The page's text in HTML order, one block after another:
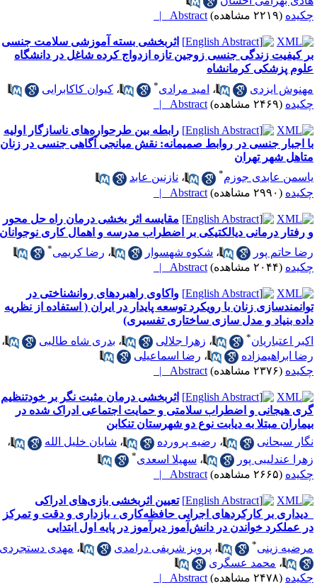
(۲۲۱۹ مشاهده) Abstract |
اثربخشی بسته آموزشی سلامت جنسی
کیفیت زندگی جنسی زوجین تازه ازدواج کرده شاغل در دانشگاه
پزشکی کرمانشاه
ایزدی
،امید مرادی ،کیوان کاکابرایی
(۲۴۶۹ مشاهده) Abstract |
رابطه بین طرحواره‌های ناسازگار اولیه
اجبار جنسی در روابط صمیمانه: نقش میانجی آگاهی جنسی در زنان
شهر تهران
عابدی جوزم
،نازنین عابد
(۲۹۹۰ مشاهده) Abstract |
مقایسه اثر بخشی درمان راه حل محور
رفتار درمانی دیالکتیکی بر اضطراب مدرسه و اهمال کاری نوجوانان
حاتم پور
،شکوه شهسوار ،رضا کریمی
(۲۰۴۴ مشاهده) Abstract |
واکاوی راهبردهای روانشناختی در
زنان با رویکرد توسعه پایدار در ایران ( استفاده از نظریه
بنیاد و مدل‌ سازی ساختاری تفسیری)
اعتباریان * ،زهرا جلالی ،بدری شاه طالبی
،
ابراهیمزاده
،رضا اسماعیلی
(۲۳۷۶ مشاهده) Abstract |
اثربخشی درمان مثبت نگر بر خودتنظیم
هیجانی و اضطراب سلامتی و حمایت اجتماعی ادراک شده در
مبتلا به دیابت نوع دو شهرستان تنکابن
سبحانی
،رضیه پرورده ،شایان خلیل الله
،
عندلیبی پور
،سهیلا اسعدی
(۲۶۶۵ مشاهده) Abstract |
تعیین اثربخشی بازی‌های ادراکی
بر کارکرد‌های اجرایی حافظه‌کاری ، بازداری و دقت و تمرکز
عملکرد خواندن در دانش‌آموز دیرآموز در پایه اول ابتدایی
زینی
،پرویز شریفی درامدی ،مهدی دستجردی
،محمد عسگری
(۲۴۷۸ مشاهده) Abstract |